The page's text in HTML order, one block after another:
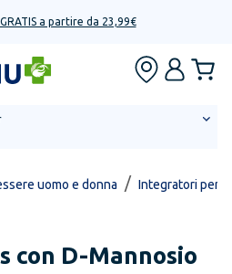
a partire da 23,99€
uomo e donna / Integratori per
con D-Mannosio